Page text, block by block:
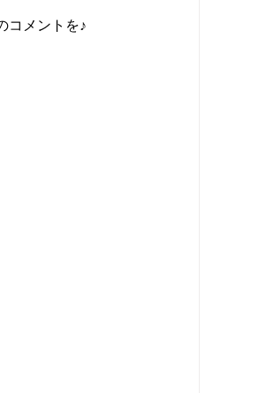
コメントを♪